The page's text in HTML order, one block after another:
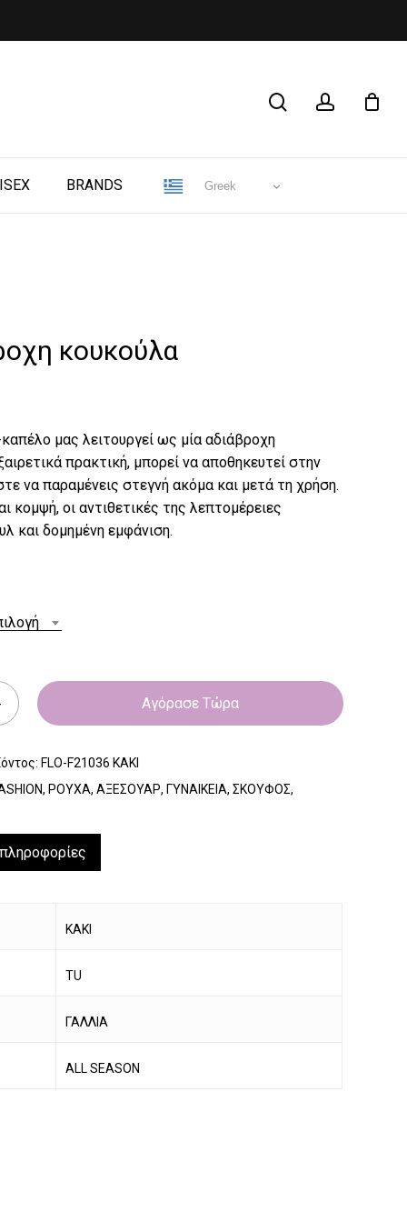
BRANDS Greek
CLOSE
κουκούλα
μας λειτουργεί ως μία αδιάβροχη
πρακτική, μπορεί να αποθηκευτεί στην
να παραμένεις στεγνή ακόμα και μετά τη χρήση.
κομψή, οι αντιθετικές της λεπτομέρειες
και δομημένη εμφάνιση.
Αγόρασε Τώρα
FLO-F21036 KAKI
, ΡΟΥΧΑ,ΑΞΕΣΟΥΑΡ, ΓΥΝΑΙΚΕΙΑ,ΣΚΟΥΦΟΣ,
KAKI
TU
ΓΑΛΛΙΑ
ALL SEASON